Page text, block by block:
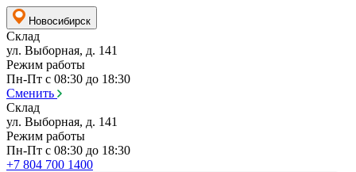
Новосибирск
Склад
ул. Выборная, д. 141
Режим работы
Пн-Пт с 08:30 до 18:30
Сменить
Склад
ул. Выборная, д. 141
Режим работы
Пн-Пт с 08:30 до 18:30
+7 804 700 1400